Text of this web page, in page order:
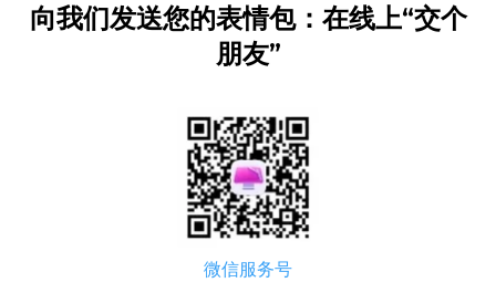
向我们发送您的表情包：在线上“交个
朋友”
微信服务号